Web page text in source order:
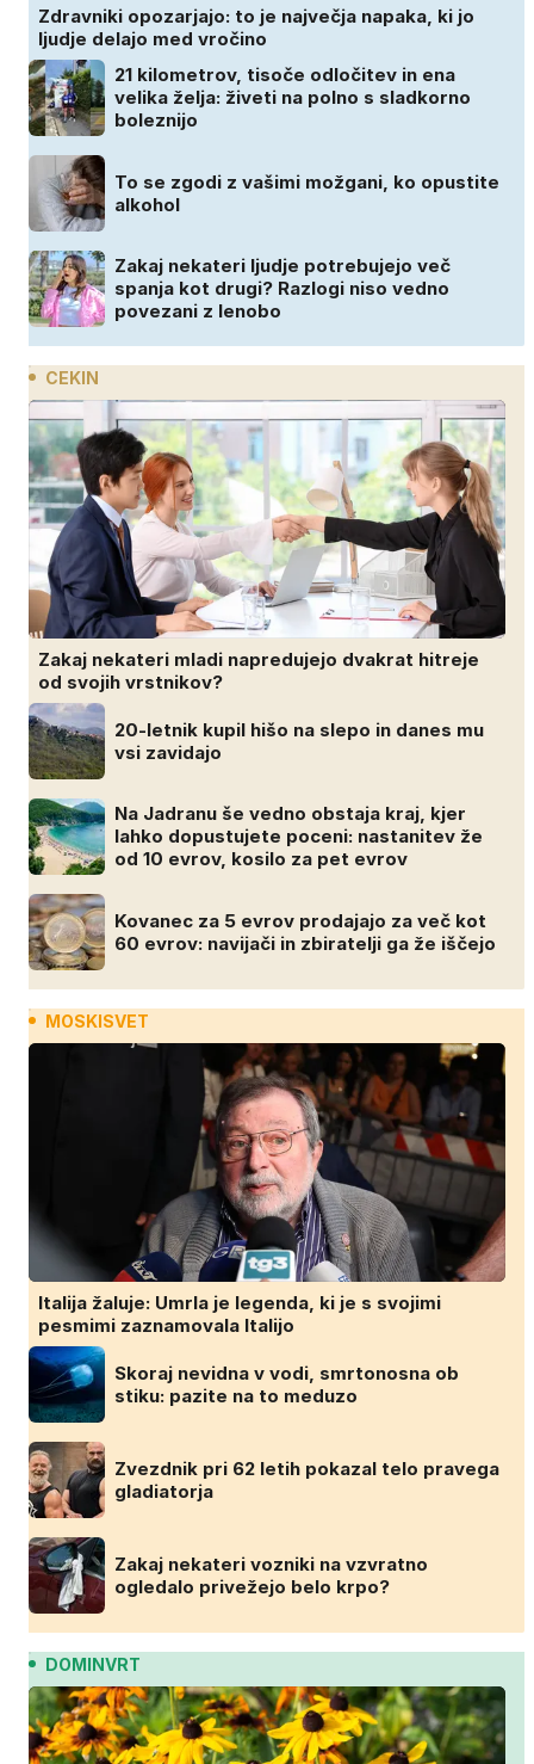
Zdravniki opozarjajo: to je največja napaka, ki jo
ljudje delajo med vročino
21 kilometrov, tisoče odločitev in ena
velika želja: živeti na polno s sladkorno
boleznijo
To se zgodi z vašimi možgani, ko opustite
alkohol
Zakaj nekateri ljudje potrebujejo več
spanja kot drugi? Razlogi niso vedno
povezani z lenobo
CEKIN
Zakaj nekateri mladi napredujejo dvakrat hitreje
od svojih vrstnikov?
20-letnik kupil hišo na slepo in danes mu
vsi zavidajo
Na Jadranu še vedno obstaja kraj, kjer
lahko dopustujete poceni: nastanitev že
od 10 evrov, kosilo za pet evrov
Kovanec za 5 evrov prodajajo za več kot
60 evrov: navijači in zbiratelji ga že iščejo
MOSKISVET
Italija žaluje: Umrla je legenda, ki je s svojimi
pesmimi zaznamovala Italijo
Skoraj nevidna v vodi, smrtonosna ob
stiku: pazite na to meduzo
Zvezdnik pri 62 letih pokazal telo pravega
gladiatorja
Zakaj nekateri vozniki na vzvratno
ogledalo privežejo belo krpo?
DOMINVRT